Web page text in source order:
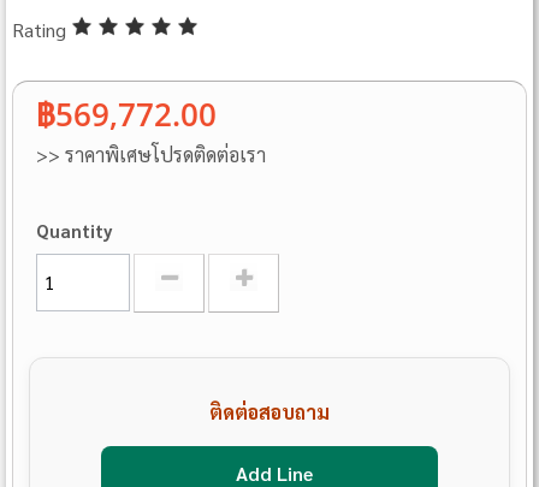
Rating
฿569,772.00
>> ราคาพิเศษโปรดติดต่อเรา
Quantity
ติดต่อสอบถาม
Add Line